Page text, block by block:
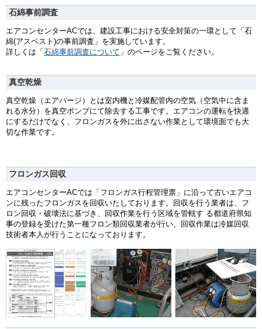
石綿事前調査
エアコンセンターACでは、建設工事における安全対策の一環として「石
綿(アスベスト)の事前調査」を実施しています。
詳しくは「 石綿事前調査について 」のページをご覧ください。
真空乾燥
真空乾燥（エアパージ）とは室内機と冷媒配管内の空気（空気中に含ま
れる水分）を真空ポンプにて除去する工事です。エアコンの運転を快適
にするだけでなく、フロンガスを外に出さない作業として環境面でも大
切な作業です。
フロンガス回収
エアコンセンターACでは「フロンガス行程管理票」に沿って古いエアコ
ンに残ったフロンガスを回収いたしております。回収を行う業者は、フ
ロン回収・破壊法に基づき、回収作業を行う区域を管轄す る都道府県知
事の登録を受けた第一種フロン類回収業者が行い、回収作業は冷媒回収
技術者本人が行うことになっております。